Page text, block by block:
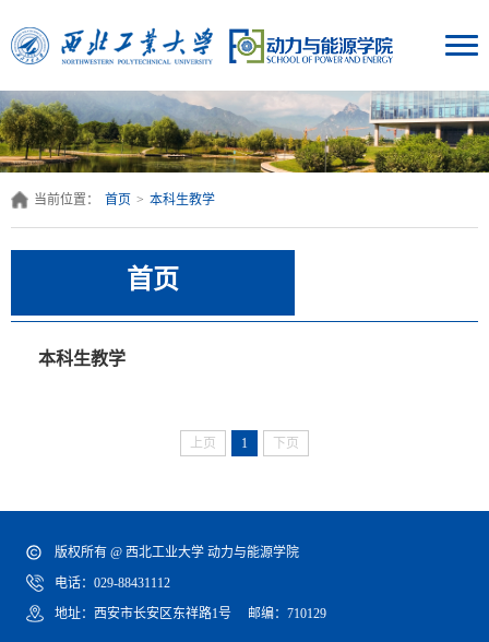
当前位置： 首页 > 本科生教学
首页
本科生教学
上页 1 下页
版权所有 @ 西北工业大学 动力与能源学院
电话：029-88431112
地址：西安市长安区东祥路1号 邮编：710129